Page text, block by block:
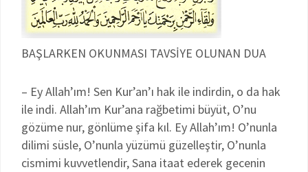
BAŞLARKEN OKUNMASI TAVSİYE OLUNAN DUA
– Ey Allah’ım! Sen Kur’an’ı hak ile indirdin, o da hak
ile indi. Allah’ım Kur’ana rağbetimi büyüt, O’nu
gözüme nur, gönlüme şifa kıl. Ey Allah’ım! O’nunla
dilimi süsle, O’nunla yüzümü güzelleştir, O’nunla
cismimi kuvvetlendir, Sana itaat ederek gecenin